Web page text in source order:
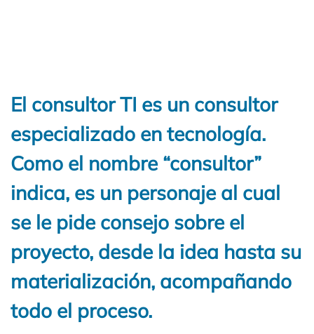
El consultor TI es un consultor
especializado en tecnología.
Como el nombre “consultor”
indica, es un personaje al cual
se le pide consejo sobre el
proyecto, desde la idea hasta su
materialización, acompañando
todo el proceso.